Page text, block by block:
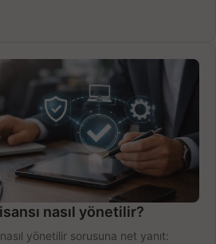
nasıl yönetilir?
yönetilir sorusuna net yanıt: